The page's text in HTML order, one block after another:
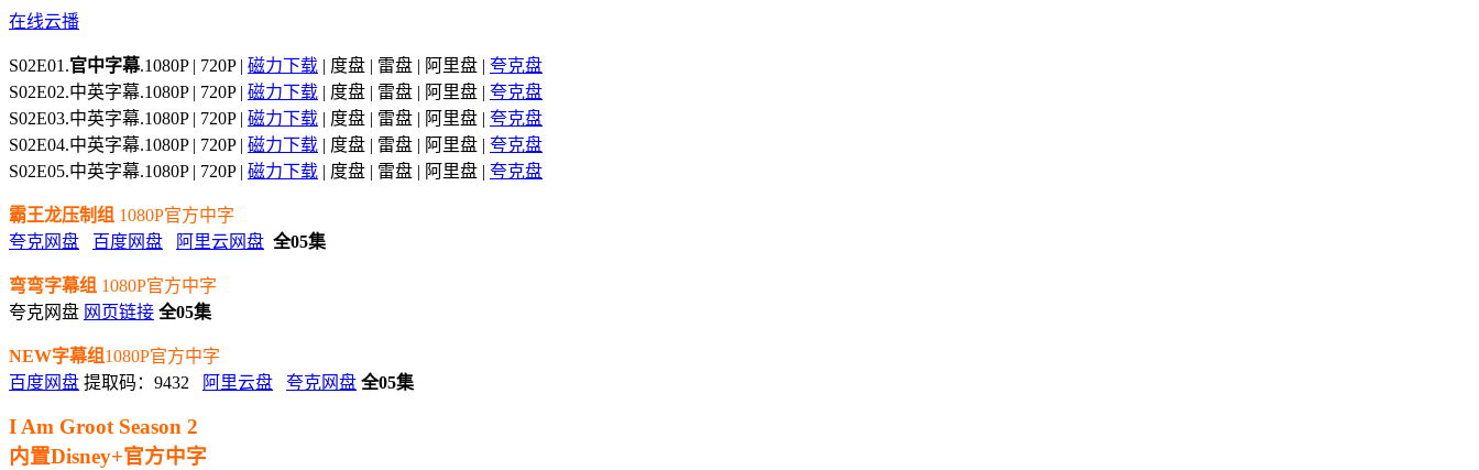
在线云播
S02E01.官中字幕.1080P | 720P | 磁力下载 | 度盘 | 雷盘 | 阿里盘 | 夸克盘
S02E02.中英字幕.1080P | 720P | 磁力下载 | 度盘 | 雷盘 | 阿里盘 | 夸克盘
S02E03.中英字幕.1080P | 720P | 磁力下载 | 度盘 | 雷盘 | 阿里盘 | 夸克盘
S02E04.中英字幕.1080P | 720P | 磁力下载 | 度盘 | 雷盘 | 阿里盘 | 夸克盘
S02E05.中英字幕.1080P | 720P | 磁力下载 | 度盘 | 雷盘 | 阿里盘 | 夸克盘
霸王龙压制组 1080P官方中字
夸克网盘
百度网盘 阿里云网盘 全05集
弯弯字幕组 1080P官方中字
夸克网盘 网页链接 全05集
NEW字幕组 1080P官方中字
百度网盘 提取码：9432 阿里云盘 夸克网盘 全05集
I Am Groot Season 2
内置Disney+官方中字